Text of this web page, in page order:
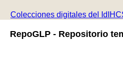
Colecciones digitales del
RepoGLP - Repositorio